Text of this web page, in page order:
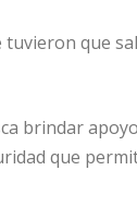
que
brindar
que